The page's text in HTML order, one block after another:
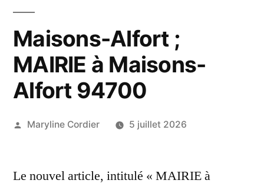
Maisons-Alfort ;
MAIRIE à Maisons-
Alfort 94700
Publié
Maryline Cordier 5 juillet 2026
Le nouvel article, intitulé « MAIRIE à